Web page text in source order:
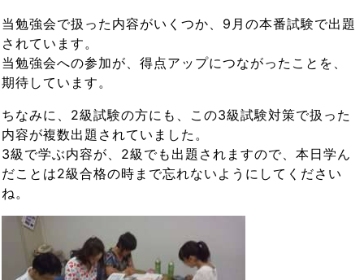
当勉強会で扱った内容がいくつか、9月の本番試験で出題
されています。
当勉強会への参加が、得点アップにつながったことを、
期待しています。
ちなみに、2級試験の方にも、この3級試験対策で扱った
内容が複数出題されていました。
3級で学ぶ内容が、2級でも出題されますので、本日学ん
だことは2級合格の時まで忘れないようにしてください
ね。